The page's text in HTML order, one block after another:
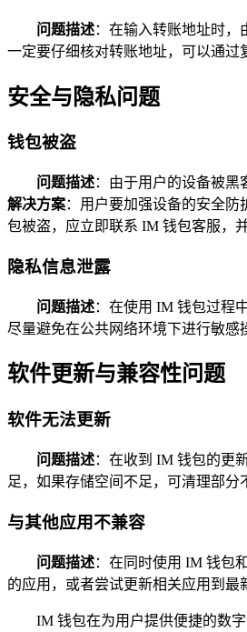
问题描述：在输入转账地址时
一定要仔细核对转账地址，可以通
安全与隐私问题
钱包被盗
问题描述：由于用户的设备被黑
解决方案：用户要加强设备的安全
包被盗，应立即联系 IM 钱包客服，
隐私信息泄露
问题描述：在使用 IM 钱包过程
尽量避免在公共网络环境下进行敏
软件更新与兼容性问题
软件无法更新
问题描述：在收到 IM 钱包的更
足，如果存储空间不足，可清理部
与其他应用不兼容
问题描述：在同时使用 IM 钱包
的应用，或者尝试更新相关应用到最
IM 钱包在为用户提供便捷的数